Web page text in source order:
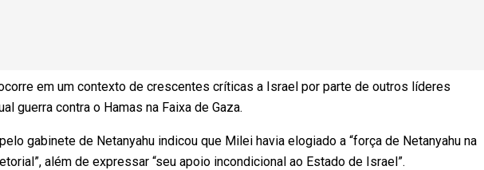
em um contexto de crescentes críticas a Israel por parte de outros líderes
guerra contra o Hamas na Faixa de Gaza.
gabinete de Netanyahu indicou que Milei havia elogiado a “força de Netanyahu na
além de expressar “seu apoio incondicional ao Estado de Israel”.